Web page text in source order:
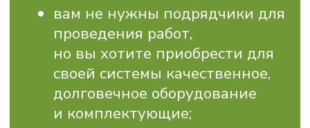
МЫ ЦЕНИМ ДОВЕРИЕ
НАШИХ КЛИЕНТОВ
И ПРЕДЛАГАЕМ
ПРОЗРАЧНЫЕ И УДОБНЫЕ
УСЛОВИЯ
СОТРУДНИЧЕСТВА: